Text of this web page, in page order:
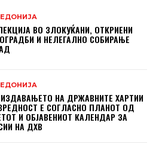
ВО ЗЛОКУЌАНИ, ОТКРИЕНИ
И НЕЛЕГАЛНО СОБИРАЊЕ
НА ДРЖАВНИТЕ ХАРТИИ
Е СОГЛАСНО ПЛАНОТ ОД
И ОБЈАВЕНИОТ КАЛЕНДАР ЗА
НА ДХВ